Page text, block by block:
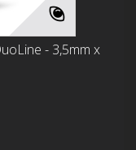
- 3,5mm x